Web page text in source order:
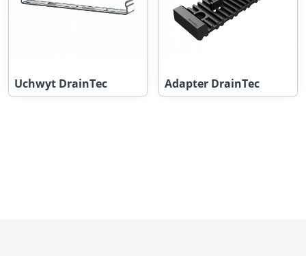
Uchwyt DrainTec Adapter DrainTec